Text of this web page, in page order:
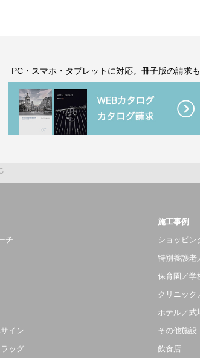
PC・スマホ・タブレットに対応。冊子版の請求も
チ
イン
ッグ
施工事例
ショッピン
特別養護老
保育園／学
クリニック
ホテル／式
その他施設
飲食店